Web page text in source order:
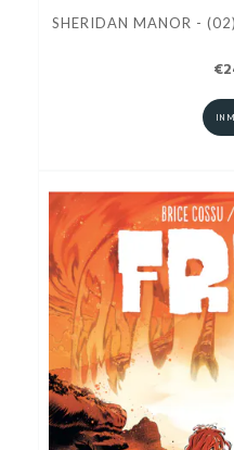
SHERIDAN MANOR -
IN